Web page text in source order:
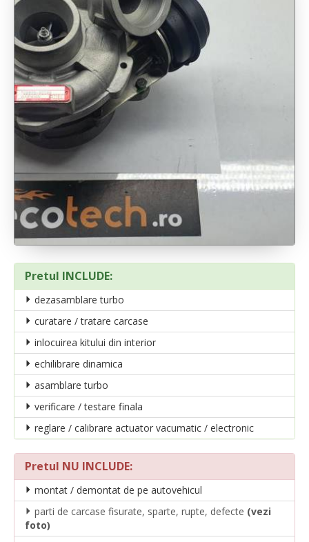
Pretul INCLUDE:
dezasamblare turbo
curatare / tratare carcase
inlocuirea kitului din interior
echilibrare dinamica
asamblare turbo
verificare / testare finala
reglare / calibrare actuator vacumatic / electronic
Pretul NU INCLUDE:
montat / demontat de pe autovehicul
parti de carcase fisurate, sparte, rupte, defecte (vezi
foto)